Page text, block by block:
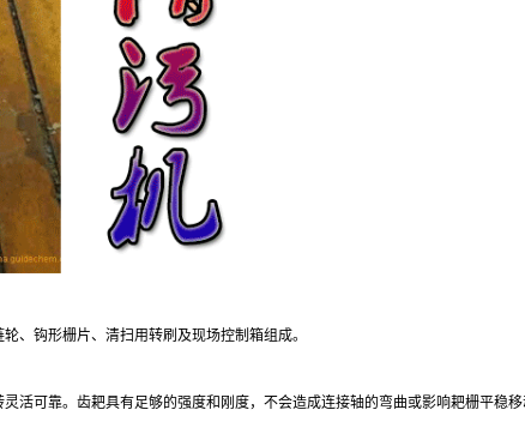
、钩形栅片、清扫用转刷及现场控制箱组成。
活可靠。齿耙具有足够的强度和刚度，不会造成连接轴的弯曲或影响耙栅平稳